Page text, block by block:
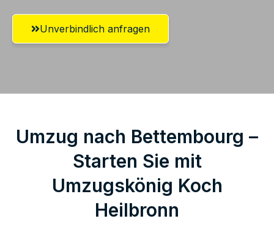
Unverbindlich anfragen
Umzug nach Bettembourg –
Starten Sie mit
Umzugskönig Koch
Heilbronn